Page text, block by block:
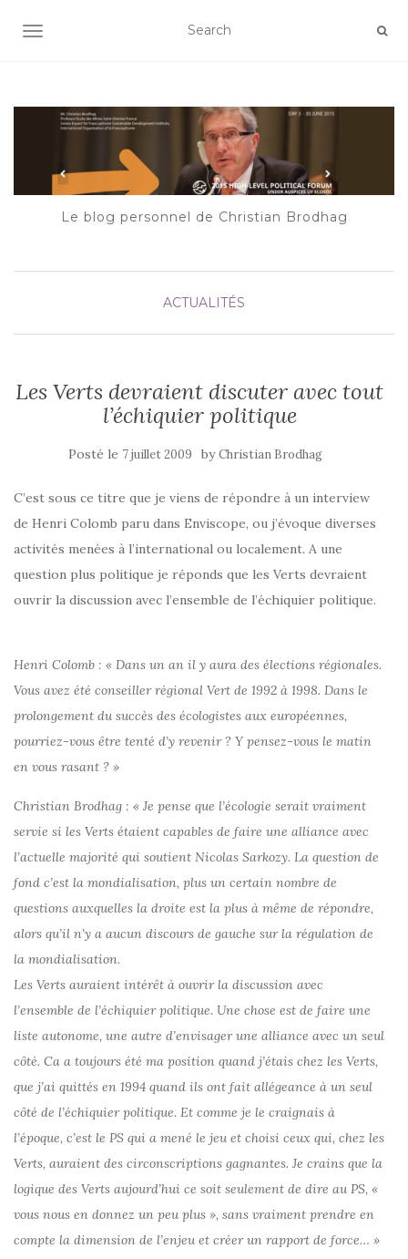
AFFICHER/MASQUER LA NAVIGATION
Le blog personnel de Christian Brodhag
ACTUALITÉS
Les Verts devraient discuter avec tout
l’échiquier politique
Posté le 7 juillet 2009 byChristian Brodhag
C’est sous ce titre que je viens de répondre à un interview
de Henri Colomb paru dans Enviscope, ou j’évoque diverses
activités menées à l’international ou localement. A une
question plus politique je réponds que les Verts devraient
ouvrir la discussion avec l’ensemble de l’échiquier politique.
Henri Colomb : « Dans un an il y aura des élections régionales.
Vous avez été conseiller régional Vert de 1992 à 1998. Dans le
prolongement du succès des écologistes aux européennes,
pourriez-vous être tenté d’y revenir ? Y pensez-vous le matin
en vous rasant ? »
Christian Brodhag : « Je pense que l’écologie serait vraiment
servie si les Verts étaient capables de faire une alliance avec
l’actuelle majorité qui soutient Nicolas Sarkozy. La question de
fond c’est la mondialisation, plus un certain nombre de
questions auxquelles la droite est la plus à même de répondre,
alors qu’il n’y a aucun discours de gauche sur la régulation de
la mondialisation.
Les Verts auraient intérêt à ouvrir la discussion avec
l’ensemble de l’échiquier politique. Une chose est de faire une
liste autonome, une autre d’envisager une alliance avec un seul
côté. Ca a toujours été ma position quand j’étais chez les Verts,
que j’ai quittés en 1994 quand ils ont fait allégeance à un seul
côté de l’échiquier politique. Et comme je le craignais à
l’époque, c’est le PS qui a mené le jeu et choisi ceux qui, chez les
Verts, auraient des circonscriptions gagnantes. Je crains que la
logique des Verts aujourd’hui ce soit seulement de dire au PS, «
vous nous en donnez un peu plus », sans vraiment prendre en
compte la dimension de l’enjeu et créer un rapport de force… »